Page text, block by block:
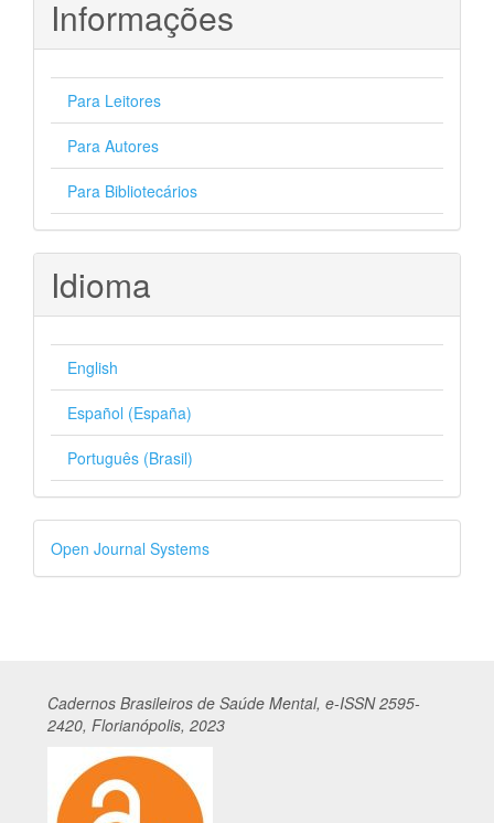
Informações
Para Leitores
Para Autores
Para Bibliotecários
Idioma
English
Español (España)
Português (Brasil)
Desenvolvido
por
Open Journal Systems
Cadernos Brasileiros de Saúde Mental, e-ISSN 2595-
2420, Florianópolis, 2023